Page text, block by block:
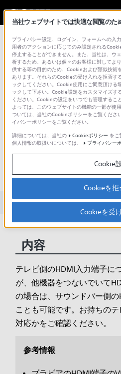
総合サポート・お問
文書番号 : 00299216 / 最終更新日 :
VRR（可変リフレ
パススルーやALLM
ード）パススルー
すが、ゲーム機を
はサウンドバーと
が良いですか？
内容
テレビ側のHDMI入力端子に
が、他機器をつないでいて
の場合は、サウンドバー側
ことも可能です。お持ちの
対応かをご確認ください。
参考情報
当社ウェブサイトでは快適な閲覧のた
プライバシー設定、ログイン、フォームへの入
用者のアクションに応じてのみ設定される
停止することができません。また、当社は、ウ
析するため、あるいは個々のお客様に対してよ
供する等の目的のため、Cookieおよび類似技術
あります。それらのCookieの受け入れを拒否す
ックしてください。Cookie使用にご同意頂ける
ックして下さい。Cookie設定をカスタマイズす
ください。Cookieの設定をいつでも管理するこ
よっては、このウェブサイトの機能の一部が使
ついては、当社のCookieポリシーをご覧くださ
イバシーポリシーをご覧ください。
詳細については、当社の
Cookieポリシー をご
個人情報の取扱いについては、
プライバシー
Cookie
Cookieを拒
Cookieを受